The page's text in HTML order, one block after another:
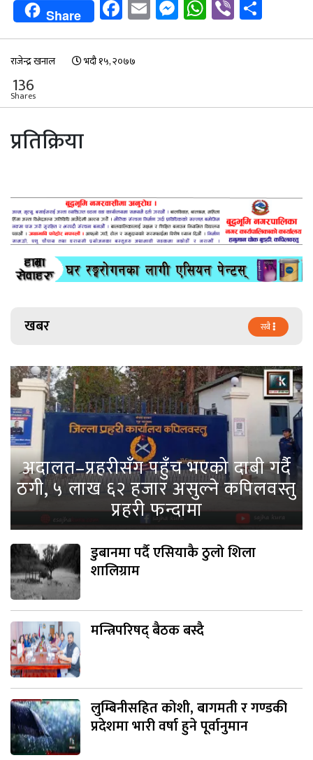
Share Facebook
EmailMessenger
WhatsApp
Viber
राजेन्द्र खनाल भदौ १५, २०७७
136
Shares
प्रतिक्रिया
खबर सबै
अदालत–प्रहरीसँग पहुँच भएको दाबी गर्दै
ठगी, ५ लाख ६२ हजार असुल्ने कपिलवस्तु
प्रहरी फन्दामा
डुबानमा पर्दै एसियाकै ठुलो शिला
शालिग्राम
मन्त्रिपरिषद् बैठक बस्दै
लुम्बिनीसहित कोशी, बागमती र गण्डकी
प्रदेशमा भारी वर्षा हुने पूर्वानुमान